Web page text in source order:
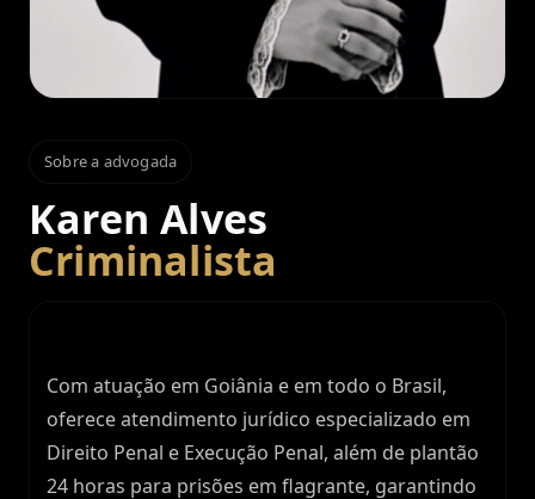
Sobre a advogada
Karen Alves
Criminalista
Com atuação em Goiânia e em todo o Brasil,
oferece atendimento jurídico especializado em
Direito Penal e Execução Penal, além de plantão
24 horas para prisões em flagrante, garantindo